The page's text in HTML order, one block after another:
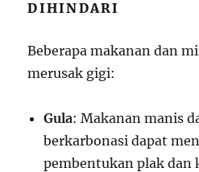
DIHINDARI
Beberapa makanan dan
merusak gigi:
Gula: Makanan manis
berkarbonasi dapat
pembentukan plak dan